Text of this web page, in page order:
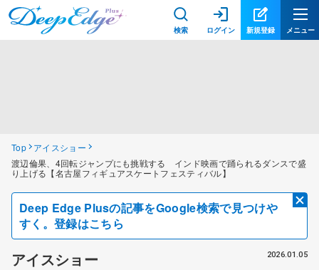
検索 ログイン 新規登録 メニュー
Top
アイスショー
渡辺倫果、4回転ジャンプにも挑戦する インド映画で踊られるダンスで盛
り上げる【名古屋フィギュアスケートフェスティバル】
Deep Edge Plusの記事をGoogle検索で見つけや
すく。登録はこちら
アイスショー 2026.01.05